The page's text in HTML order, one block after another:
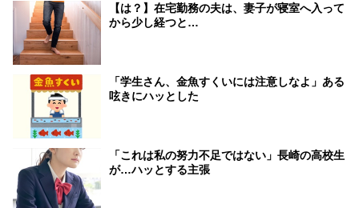
【は？】在宅勤務の夫は、妻子が寝室へ入って
から少し経つと…
「学生さん、金魚すくいには注意しなよ」ある
呟きにハッとした
「これは私の努力不足ではない」長崎の高校生
が…ハッとする主張